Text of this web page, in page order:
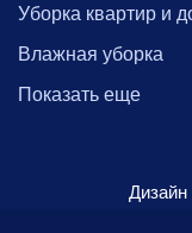
Уборка квартир и
Влажная уборка
Показать еще